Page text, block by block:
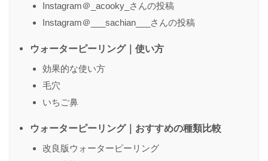
Instagram＠_acooky_さんの投稿
Instagram＠___sachian___さんの投稿
ウォーターピーリング｜使い方
効果的な使い方
毛穴
いちご鼻
ウォーターピーリング｜おすすめの種類比較
改良版ウォーターピーリング